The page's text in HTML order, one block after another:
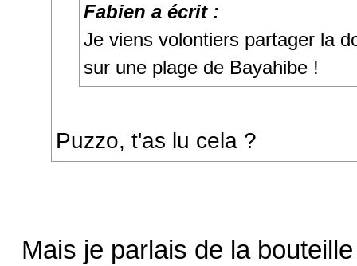
Fabien a écrit :
Je viens volontiers partager la
sur une plage de Bayahibe !
Puzzo, t'as lu cela ?
Mais je parlais de la